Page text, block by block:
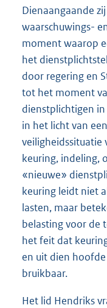
Dienaangaande
waarschuwings-
moment waarop
het
door regering en
tot het moment
dienstplichtigen
in het licht van
keuring, indeling,
«nieuwe»
keuring leidt niet
lasten, maar
belasting voor de
het feit dat
en uit dien
bruikbaar.
Het lid Hendriks